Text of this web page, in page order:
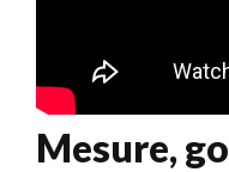
Mesure,